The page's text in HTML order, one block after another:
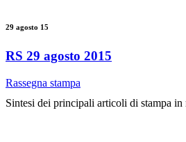
29 agosto 15
RS 29 agosto 2015
Rassegna stampa
Sintesi dei principali articoli di stampa